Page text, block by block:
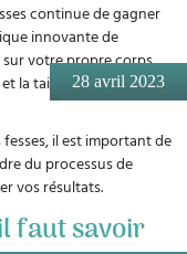
28 avril 2023
continue de gagner
innovante de
votre propre corps
la taille des fesses. Le
il est important de
du processus de
vos résultats.
faut savoir